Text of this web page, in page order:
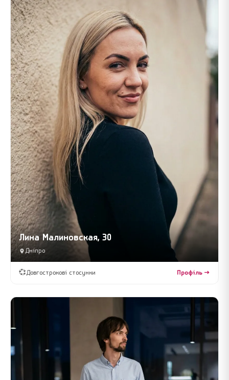
Лина Малиновская, 30
Дніпро
💞Довгострокові стосунки Профіль →